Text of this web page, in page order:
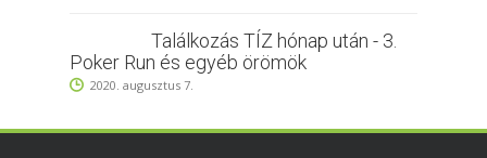
Találkozás TÍZ hónap után - 3.
Poker Run és egyéb örömök
2020. augusztus 7.